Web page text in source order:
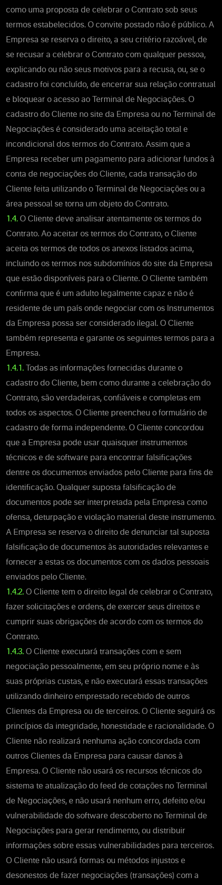
como uma proposta de celebrar o Contrato sob seus
termos estabelecidos. O convite postado não é público. A
Empresa se reserva o direito, a seu critério razoável, de
se recusar a celebrar o Contrato com qualquer pessoa,
explicando ou não seus motivos para a recusa, ou, se o
cadastro foi concluído, de encerrar sua relação contratual
e bloquear o acesso ao Terminal de Negociações. O
cadastro do Cliente no site da Empresa ou no Terminal de
Negociações é considerado uma aceitação total e
incondicional dos termos do Contrato. Assim que a
Empresa receber um pagamento para adicionar fundos à
conta de negociações do Cliente, cada transação do
Cliente feita utilizando o Terminal de Negociações ou a
área pessoal se torna um objeto do Contrato.
1.4. O Cliente deve analisar atentamente os termos do
Contrato. Ao aceitar os termos do Contrato, o Cliente
aceita os termos de todos os anexos listados acima,
incluindo os termos nos subdomínios do site da Empresa
que estão disponíveis para o Cliente. O Cliente também
confirma que é um adulto legalmente capaz e não é
residente de um país onde negociar com os Instrumentos
da Empresa possa ser considerado ilegal. O Cliente
também representa e garante os seguintes termos para a
Empresa.
1.4.1. Todas as informações fornecidas durante o
cadastro do Cliente, bem como durante a celebração do
Contrato, são verdadeiras, confiáveis e completas em
todos os aspectos. O Cliente preencheu o formulário de
cadastro de forma independente. O Cliente concordou
que a Empresa pode usar quaisquer instrumentos
técnicos e de software para encontrar falsificações
dentre os documentos enviados pelo Cliente para fins de
identificação. Qualquer suposta falsificação de
documentos pode ser interpretada pela Empresa como
ofensa, deturpação e violação material deste instrumento.
A Empresa se reserva o direito de denunciar tal suposta
falsificação de documentos às autoridades relevantes e
fornecer a estas os documentos com os dados pessoais
enviados pelo Cliente.
1.4.2. O Cliente tem o direito legal de celebrar o Contrato,
fazer solicitações e ordens, de exercer seus direitos e
cumprir suas obrigações de acordo com os termos do
Contrato.
1.4.3. O Cliente executará transações com e sem
negociação pessoalmente, em seu próprio nome e às
suas próprias custas, e não executará essas transações
utilizando dinheiro emprestado recebido de outros
Clientes da Empresa ou de terceiros. O Cliente seguirá os
princípios da integridade, honestidade e racionalidade. O
Cliente não realizará nenhuma ação concordada com
outros Clientes da Empresa para causar danos à
Empresa. O Cliente não usará os recursos técnicos do
sistema te atualização do feed de cotações no Terminal
de Negociações, e não usará nenhum erro, defeito e/ou
vulnerabilidade do software descoberto no Terminal de
Negociações para gerar rendimento, ou distribuir
informações sobre essas vulnerabilidades para terceiros.
O Cliente não usará formas ou métodos injustos e
desonestos de fazer negociações (transações) com a